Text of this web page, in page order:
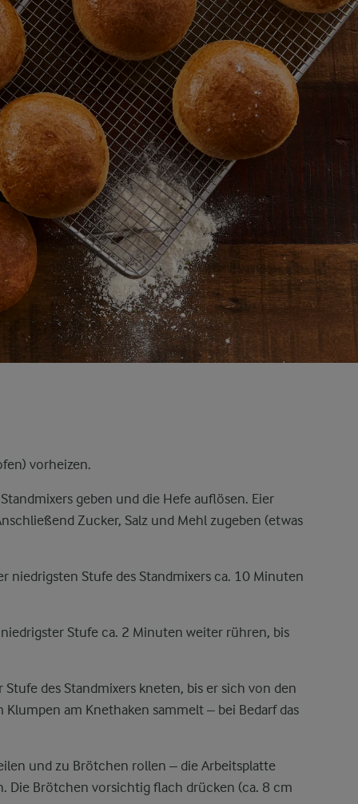
vorheizen.
geben und die Hefe auflösen. Eier
Zucker, Salz und Mehl zugeben (etwas
niedrigsten Stufe des Standmixers ca. 10 Minuten
Stufe ca. 2 Minuten weiter rühren, bis
des Standmixers kneten, bis er sich von den
am Knethaken sammelt – bei Bedarf das
und zu Brötchen rollen – die Arbeitsplatte
Die Brötchen vorsichtig flach drücken (ca. 8 cm